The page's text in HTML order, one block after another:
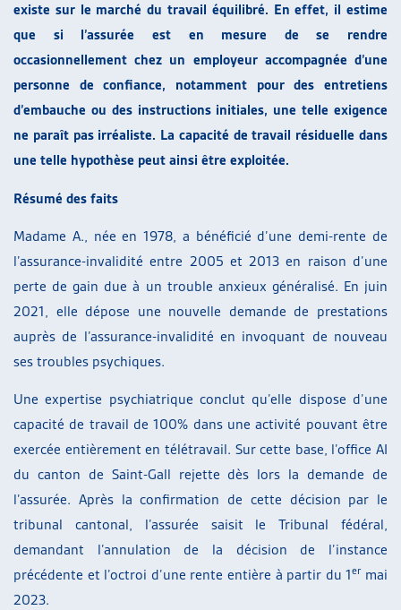
existe sur le marché du travail équilibré. En effet, il estime
que si l’assurée est en mesure de se rendre
occasionnellement chez un employeur accompagnée d’une
personne de confiance, notamment pour des entretiens
d’embauche ou des instructions initiales, une telle exigence
ne paraît pas irréaliste. La capacité de travail résiduelle dans
une telle hypothèse peut ainsi être exploitée.
Résumé des faits
Madame A., née en 1978, a bénéficié d’une demi-rente de
l’assurance-invalidité entre 2005 et 2013 en raison d’une
perte de gain due à un trouble anxieux généralisé. En juin
2021, elle dépose une nouvelle demande de prestations
auprès de l’assurance-invalidité en invoquant de nouveau
ses troubles psychiques.
Une expertise psychiatrique conclut qu’elle dispose d’une
capacité de travail de 100% dans une activité pouvant être
exercée entièrement en télétravail. Sur cette base, l’office AI
du canton de Saint-Gall rejette dès lors la demande de
l’assurée. Après la confirmation de cette décision par le
tribunal cantonal, l’assurée saisit le Tribunal fédéral,
demandant l’annulation de la décision de l’instance
précédente et l’octroi d’une rente entière à partir du 1ermai
2023.